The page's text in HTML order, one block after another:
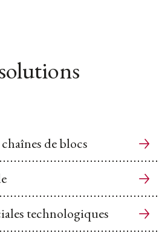
de blocs
technologiques